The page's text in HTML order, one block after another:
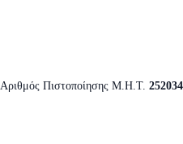
Αριθμός Πιστοποίησης Μ.Η.Τ. 252034